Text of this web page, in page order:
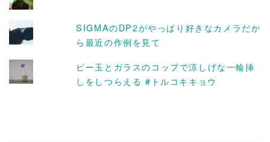
SIGMAのDP2がやっぱり好きなカメラだか
ら最近の作例を見て
ビー玉とガラスのコップで涼しげな一輪挿
しをしつらえる #トルコキキョウ